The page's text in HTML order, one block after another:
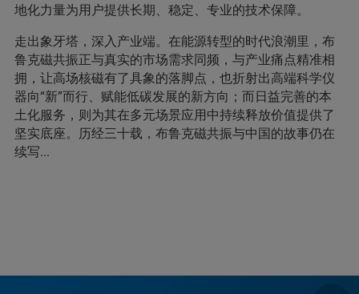
地化力量为用户提供长期、稳定、专业的技术保障。
走出象牙塔，深入产业端。在能源转型的时代浪潮里，布
鲁克磁共振正与真实的市场需求同频，与产业痛点精准相
拥，让高场核磁有了具象的落脚点，也折射出高端科学仪
器向“新”而行、赋能低碳发展的新方向；而日益完善的本
土化服务，则为其在多元场景应用中持续释放价值提供了
坚实底座。历经三十载，布鲁克磁共振与中国的故事仍在
续写...